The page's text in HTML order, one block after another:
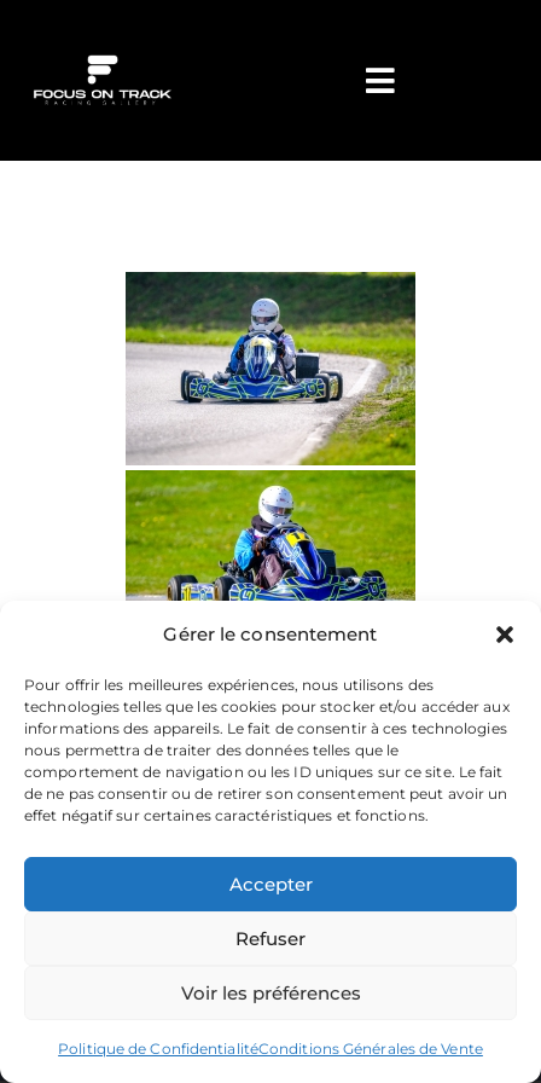
Gérer le consentement
Pour offrir les meilleures expériences, nous utilisons des
technologies telles que les cookies pour stocker et/ou accéder aux
informations des appareils. Le fait de consentir à ces technologies
nous permettra de traiter des données telles que le
comportement de navigation ou les ID uniques sur ce site. Le fait
de ne pas consentir ou de retirer son consentement peut avoir un
effet négatif sur certaines caractéristiques et fonctions.
Accepter
Refuser
Voir les préférences
Politique de ConfidentialitéConditions Générales de Vente
votre passion.
Producted byTWENTY-ONE CREATION